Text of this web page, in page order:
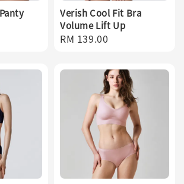
Verish Cool Fit Bra
Volume Lift Up
Regular
RM 139.00